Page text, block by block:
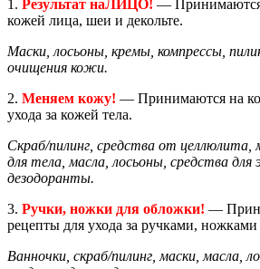
1. Результат наЛИЦО! — Принимаются
кожей лица, шеи и декольте.
Маски, лосьоны, кремы, компрессы,
очищения кожи.
2. Меняем кожу! — Принимаются на
ухода за кожей тела.
Скраб/пилинг, средства от целлюлита,
для тела, масла, лосьоны, средства для
дезодоранты.
3. Ручки, ножки для обложки! —
рецепты для ухода за ручкaми,
Ванночки, скраб/пилинг, маски, масла,